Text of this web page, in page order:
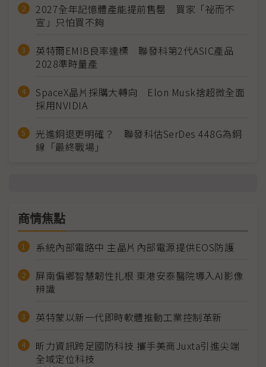
2027全年記憶體產能提前售罄 買家「祕而不
宣」只怕買不夠
英特爾EMIB良率達標 聯發科第2代ASIC產品
2028準時量產
SpaceX晶片採購大轉向 Elon Musk捨超微全面
採用NVIDIA
光進銅退更明確？ 聯發科估SerDes 448G為銅
線「最終戰場」
商情焦點
系統內部電路中 主晶片內部電源提供EOS防護
屏南偏鄉智慧韌性扎根 東港安泰醫院導入AI影像
辨識
英特蒙以新一代即時軟體推動工業控制革新
昕力資訊跨足國防科技 攜手美商Juxta引進尖端
全域定位科技